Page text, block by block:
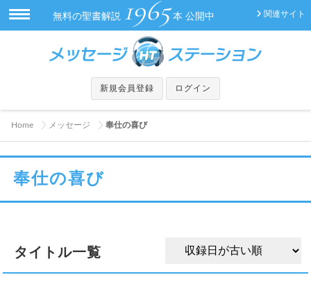
関連サイト
無料の聖書解説 1965 本 公開中
新規会員登録 ログイン
Home メッセージ 奉仕の喜び
奉仕の喜び
タイトル一覧